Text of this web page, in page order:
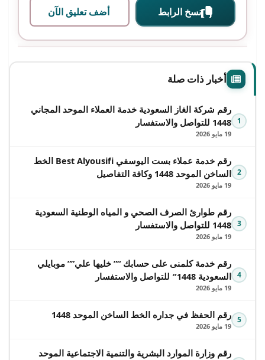
نسخ الرابط أضف تعليق الآن
أخبار ذات صلة
1
رقم شركة الغاز السعودية خدمة العملاء الموحد المجاني
1448 للتواصل والاستفسار
19 مايو 2026
2
رقم خدمة عملاء بست اليوسفي Best Alyousifi الخط
الساخن الموحد 1448 وكافة التفاصيل
19 مايو 2026
3
رقم طوارئ الصرف الصحي و المياه الوطنية السعودية
1448 للتواصل والاستفسار
19 مايو 2026
4
رقم خدمة كلمنى على حسابك “” خليها علي”” موبايلي
السعودية 1448″ للتواصل والاستفسار
19 مايو 2026
5 رقم الحفظ في جداره الخط الساخن الموحد 1448
19 مايو 2026
رقم وزارة الموارد البشرية والتنمية الاجتماعية الموحد